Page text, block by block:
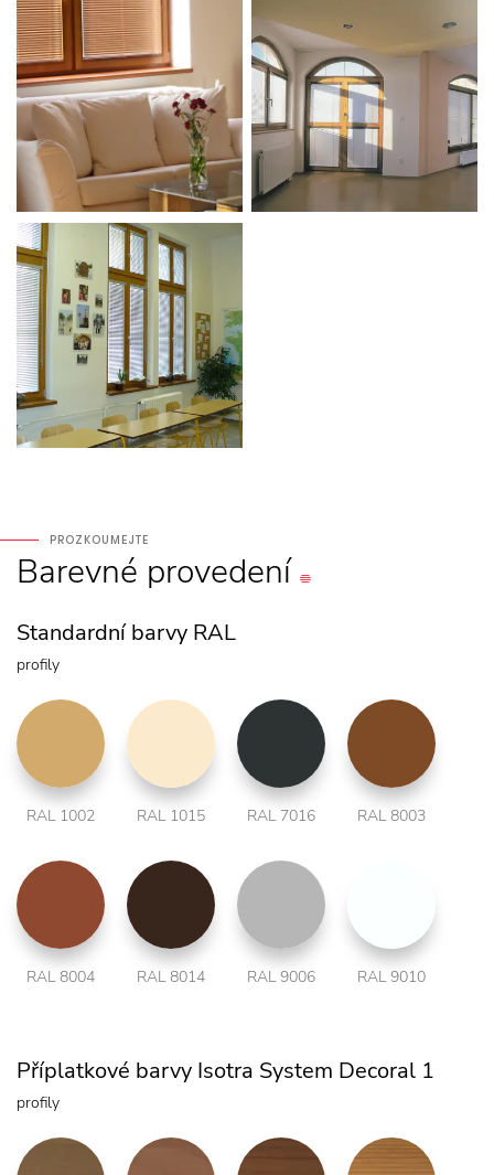
PROZKOUMEJTE
Barevné provedení
Standardní barvy RAL
profily
RAL 1002 RAL 1015 RAL 7016 RAL 8003
RAL 8004 RAL 8014 RAL 9006 RAL 9010
Příplatkové barvy Isotra System Decoral 1
profily